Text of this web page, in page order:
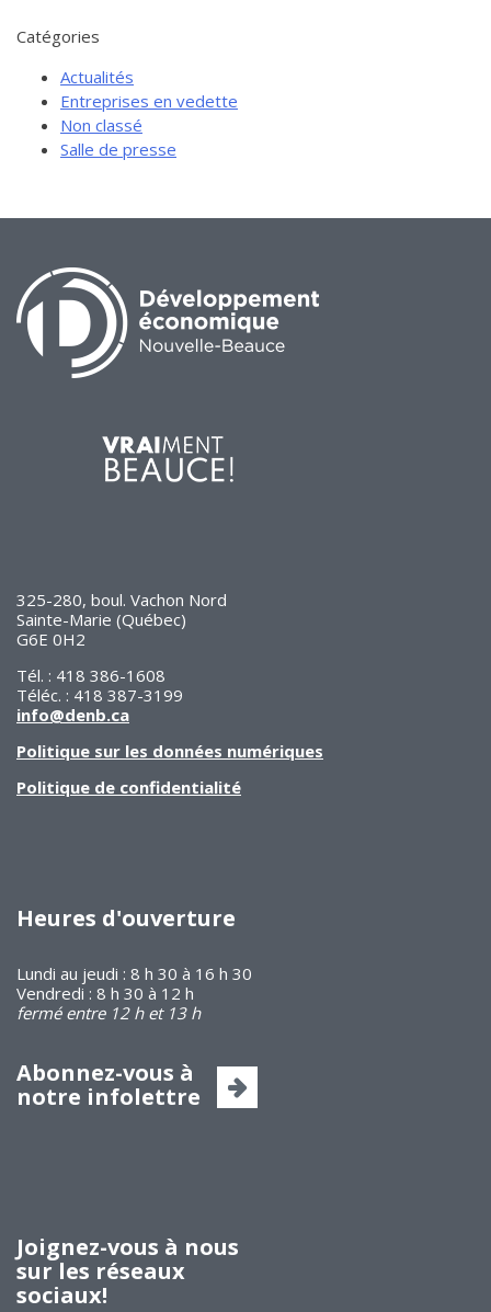
Catégories
Actualités
Entreprises en vedette
Non classé
Salle de presse
325-280, boul. Vachon Nord
Sainte-Marie (Québec)
G6E 0H2
Tél. : 418 386-1608
Téléc. : 418 387-3199
info@denb.ca
Politique sur les données numériques
Politique de confidentialité
Heures d'ouverture
Lundi au jeudi : 8 h 30 à 16 h 30
Vendredi : 8 h 30 à 12 h
fermé entre 12 h et 13 h
Abonnez-vous à
notre infolettre
Joignez-vous à nous
sur les réseaux
sociaux!